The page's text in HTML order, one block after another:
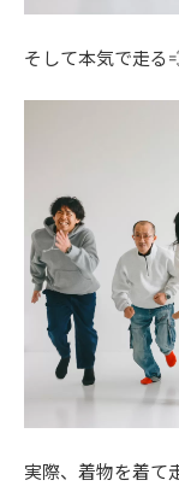
そして本気で走る
実際、着物を着て